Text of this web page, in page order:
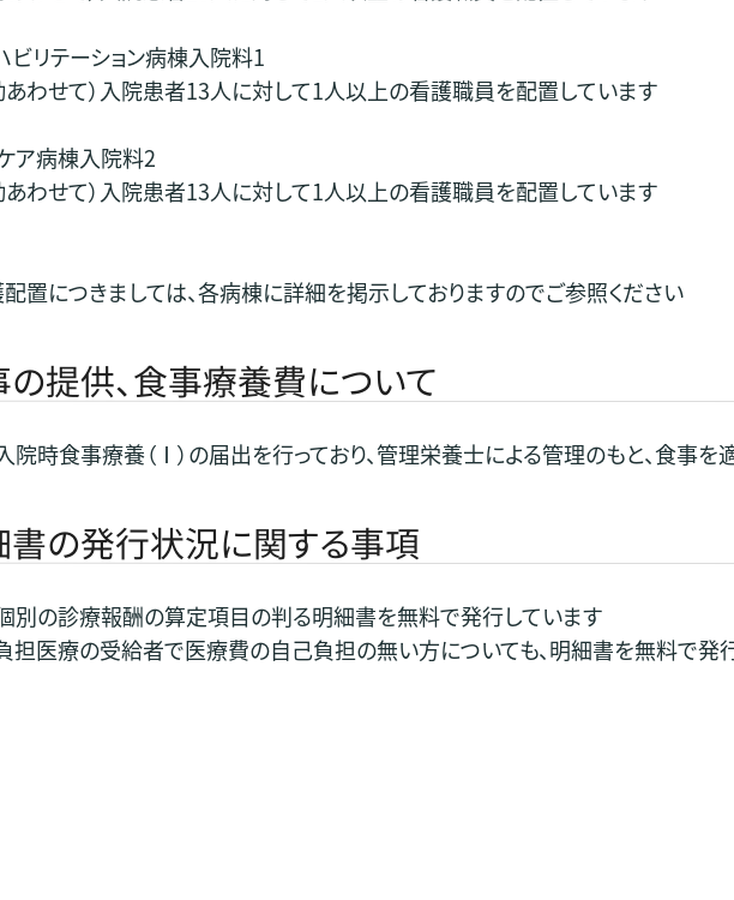
ビリテーション病棟入院料1
あわせて）入院患者13人に対して1人以上の看護職員を配置しています
ア病棟入院料2
あわせて）入院患者13人に対して1人以上の看護職員を配置しています
置につきましては、各病棟に詳細を掲示しておりますのでご参照ください
の提供、食事療養費について
院時食事療養（Ⅰ）の届出を行っており、管理栄養士による管理のもと、食事を
書の発行状況に関する事項
別の診療報酬の算定項目の判る明細書を無料で発行しています
担医療の受給者で医療費の自己負担の無い方についても、明細書を無料で発